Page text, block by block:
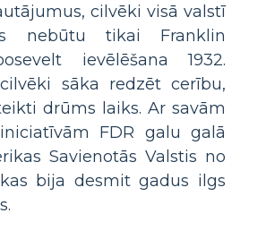
cilvēki visā valstī
nebūtu tikai Franklin
ievēlēšana 1932.
sāka redzēt cerību,
drūms laiks. Ar savām
iniciatīvām FDR galu galā
Savienotās Valstis no
bija desmit gadus ilgs